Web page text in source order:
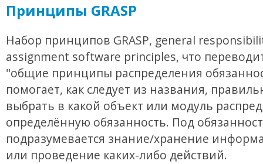
Принципы GRASP
Набор принципов GRASP, general
assignment software principles, что
"общие принципы распределения
помогает, как следует из названия,
выбрать в какой объект или модуль
определённую обязанность. Под
подразумевается знание/хранение
или проведение каких-либо действий.